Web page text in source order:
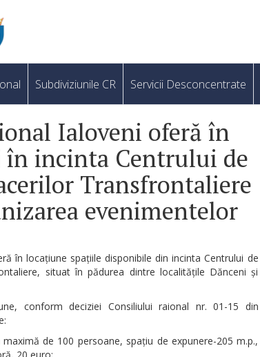
Subdiviziunile CR Servicii Desconcentrate
Ialoveni oferă în
incinta Centrului de
Transfrontaliere
evenimentelor
în locațiune spațiile disponibile din incinta Centrului de
situat în pădurea dintre localitățile Dănceni și
conform deciziei Consiliului raional nr. 01-15 din
de 100 persoane, spațiu de expunere-205 m.p.,
20 euro;